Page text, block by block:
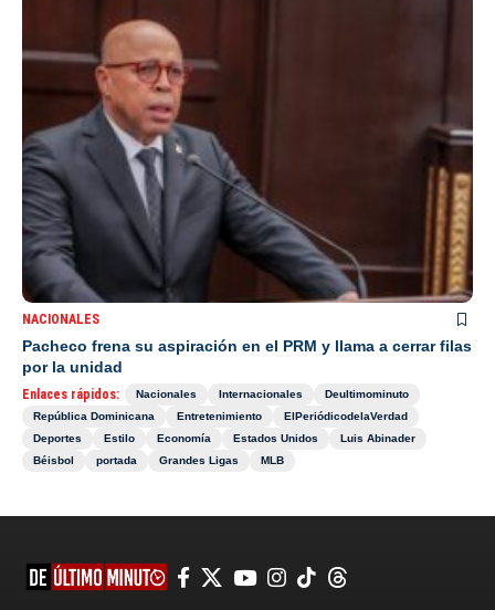
NACIONALES
Pacheco frena su aspiración en el PRM y llama a cerrar filas
por la unidad
Enlaces rápidos: Nacionales Internacionales
Deultimominuto
República Dominicana
Entretenimiento
ElPeriódicodelaVerdad
Deportes
Estilo Economía Estados Unidos
Luis Abinader
Béisbol
portada Grandes Ligas MLB